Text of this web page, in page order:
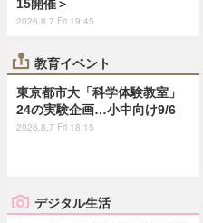
15開催＞
2026.8.7 Fri 19:45
教育イベント
東京都市大「科学体験教室」
24の実験企画…小中向け9/6
2026.8.7 Fri 18:15
デジタル生活